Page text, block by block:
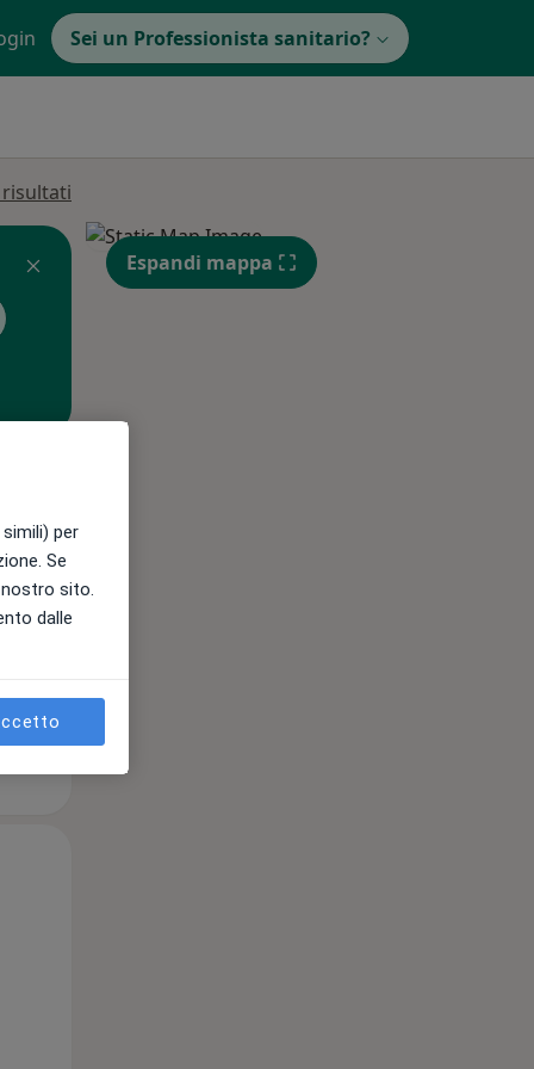
Sei un Professionista sanitario?
Espandi mappa
per
Se
sito.
dalle